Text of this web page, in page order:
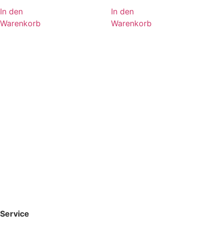
In den
Warenkorb
In den
Warenkorb
Service